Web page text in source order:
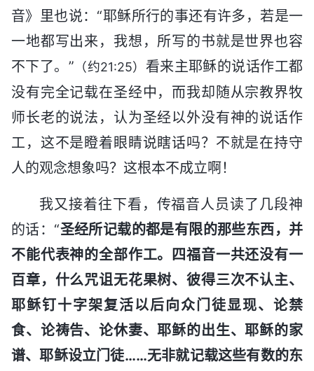
音》里也说：“耶稣所行的事还有许多，若是一
一地都写出来，我想，所写的书就是世界也容
不下了。” （约21:25） 看来主耶稣的说话作工都
没有完全记载在圣经中，而我却随从宗教界牧
师长老的说法，认为圣经以外没有神的说话作
工，这不是瞪着眼睛说瞎话吗？不就是在持守
人的观念想象吗？这根本不成立啊！
我又接着往下看，传福音人员读了几段神
的话：“圣经所记载的都是有限的那些东西，并
不能代表神的全部作工。四福音一共还没有一
百章，什么咒诅无花果树、彼得三次不认主、
耶稣钉十字架复活以后向众门徒显现、论禁
食、论祷告、论休妻、耶稣的出生、耶稣的家
谱、耶稣设立门徒……无非就记载这些有数的东